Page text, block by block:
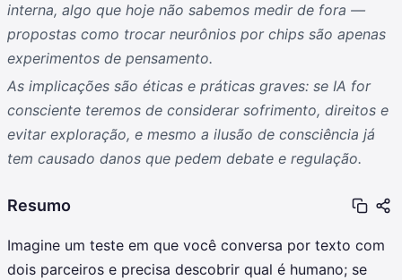
interna, algo que hoje não sabemos medir de fora —
propostas como trocar neurônios por chips são apenas
experimentos de pensamento.
As implicações são éticas e práticas graves: se IA for
consciente teremos de considerar sofrimento, direitos e
evitar exploração, e mesmo a ilusão de consciência já
tem causado danos que pedem debate e regulação.
Resumo
Imagine um teste em que você conversa por texto com
dois parceiros e precisa descobrir qual é humano; se